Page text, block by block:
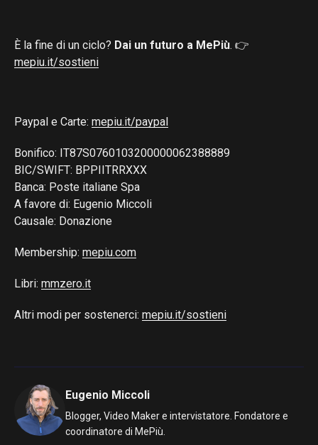
È la fine di un ciclo? Dai un futuro a MePiù. 👉
mepiu.it/sostieni
Paypal e Carte: mepiu.it/paypal
Bonifico: IT87S0760103200000062388889
BIC/SWIFT: BPPIITRRXXX
Banca: Poste italiane Spa
A favore di: Eugenio Miccoli
Causale: Donazione
Membership: mepiu.com
Libri: mmzero.it
Altri modi per sostenerci: mepiu.it/sostieni
Eugenio Miccoli
Blogger, Video Maker e intervistatore. Fondatore e
coordinatore di MePiù.